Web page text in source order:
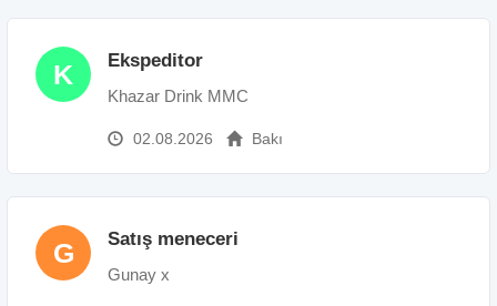
K Ekspeditor
Khazar Drink MMC
02.08.2026 Bakı
G Satış meneceri
Gunay x